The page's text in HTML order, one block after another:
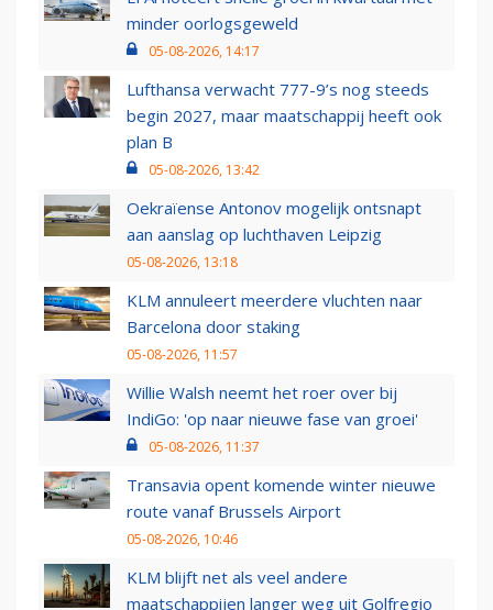
minder oorlogsgeweld
05-08-2026, 14:17
Lufthansa verwacht 777-9’s nog steeds
begin 2027, maar maatschappij heeft ook
plan B
05-08-2026, 13:42
Oekraïense Antonov mogelijk ontsnapt
aan aanslag op luchthaven Leipzig
05-08-2026, 13:18
KLM annuleert meerdere vluchten naar
Barcelona door staking
05-08-2026, 11:57
Willie Walsh neemt het roer over bij
IndiGo: 'op naar nieuwe fase van groei'
05-08-2026, 11:37
Transavia opent komende winter nieuwe
route vanaf Brussels Airport
05-08-2026, 10:46
KLM blijft net als veel andere
maatschappijen langer weg uit Golfregio